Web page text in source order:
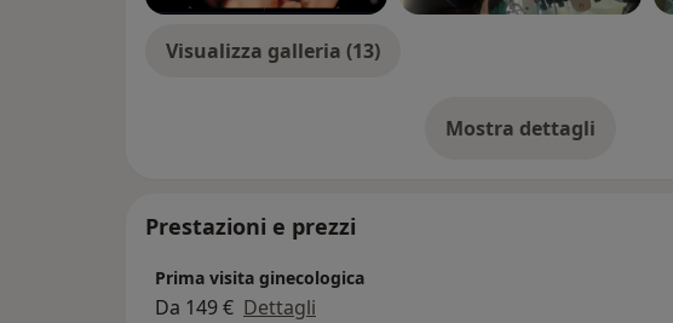
Visualizza galleria (13)
Mostra dettagli
sull'esperienza
Prestazioni e prezzi
Prima visita ginecologica
Da 149 € Dettagli